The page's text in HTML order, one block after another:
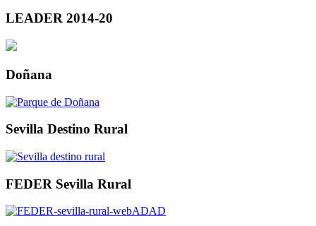
LEADER 2014-20
Doñana
Sevilla Destino Rural
FEDER Sevilla Rural